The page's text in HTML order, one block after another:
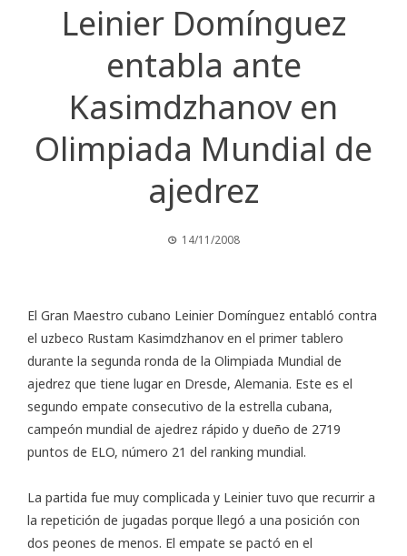
Leinier Domínguez
entabla ante
Kasimdzhanov en
Olimpiada Mundial de
ajedrez
14/11/2008
El Gran Maestro cubano Leinier Domínguez entabló contra
el uzbeco Rustam Kasimdzhanov en el primer tablero
durante la segunda ronda de la Olimpiada Mundial de
ajedrez que tiene lugar en Dresde, Alemania. Este es el
segundo empate consecutivo de la estrella cubana,
campeón mundial de ajedrez rápido y dueño de 2719
puntos de ELO, número 21 del ranking mundial.
La partida fue muy complicada y Leinier tuvo que recurrir a
la repetición de jugadas porque llegó a una posición con
dos peones de menos. El empate se pactó en el